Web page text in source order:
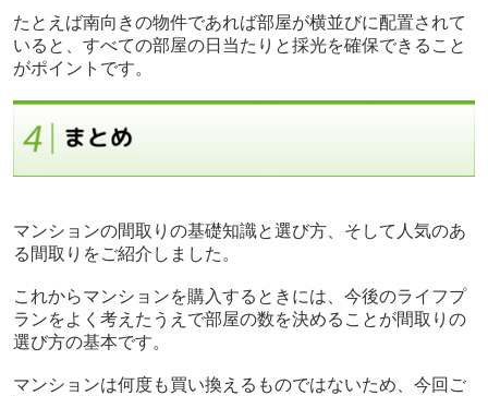
たとえば南向きの物件であれば部屋が横並びに配置されて
いると、すべての部屋の日当たりと採光を確保できること
がポイントです。
マンションの間取りの基礎知識と選び方、そして人気のあ
る間取りをご紹介しました。
これからマンションを購入するときには、今後のライフプ
ランをよく考えたうえで部屋の数を決めることが間取りの
選び方の基本です。
マンションは何度も買い換えるものではないため、今回ご